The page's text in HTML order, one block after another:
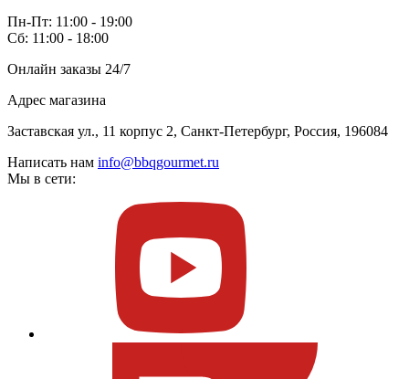
Пн-Пт: 11:00 - 19:00
Сб: 11:00 - 18:00
Онлайн заказы 24/7
Адрес магазина
Заставская ул., 11 корпус 2, Санкт-Петербург, Россия, 196084
Написать нам info@bbqgourmet.ru
Мы в сети: